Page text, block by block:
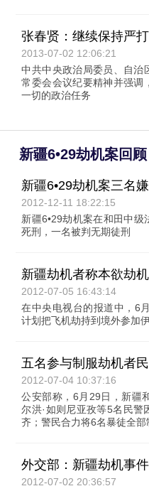
张春贤：继续保持严
2013-07-02 12:06:21
中共中央政治局委员、自治
常委会会议纪要精神并强调
一切的政治任务
新疆6•29劫机案回顾
新疆6•29劫机案三名
2012-12-11 18:22:15
新疆6•29劫机案在和田中级
死刑，一名被判无期徒刑
新疆劫机者称本欲劫
2012-07-05 16:43:14
在中央电视台的报道中，6
计划把飞机劫持到境外参加
五名参与制服劫机者
2012-07-04 10:37:16
公安部称，6月29日，新疆
尔洪·如则尼亚孜等5名民警
齐；警民合力将6名暴徒全部
外交部：新疆劫机事
2012-07-02 20:36:57